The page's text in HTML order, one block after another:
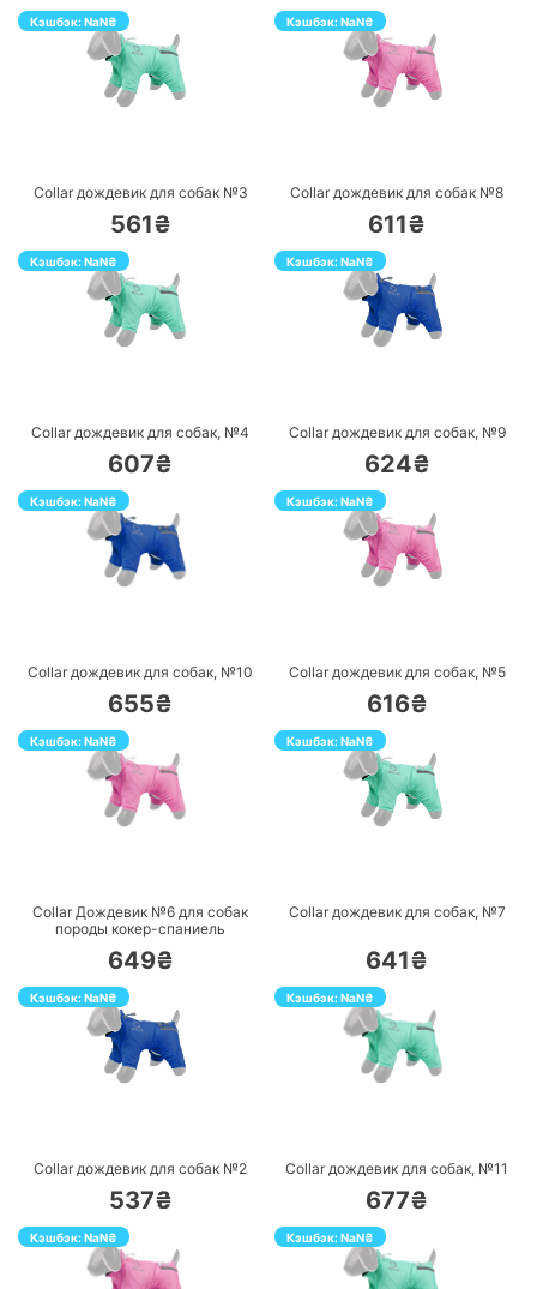
Кэшбэк:NaN₴
Collar дождевик для собак №3
561₴
Кэшбэк:NaN₴
Collar дождевик для собак №8
611₴
Кэшбэк:NaN₴
Collar дождевик для собак, №4
607₴
Кэшбэк:NaN₴
Collar дождевик для собак, №9
624₴
Кэшбэк:NaN₴
Collar дождевик для собак, №10
655₴
Кэшбэк:NaN₴
Collar дождевик для собак, №5
616₴
Кэшбэк:NaN₴
Collar Дождевик №6 для собак
породы кокер-спаниель
649₴
Кэшбэк:NaN₴
Collar дождевик для собак, №7
641₴
Кэшбэк:NaN₴
Collar дождевик для собак №2
537₴
Кэшбэк:NaN₴
Collar дождевик для собак, №11
677₴
Кэшбэк:NaN₴ Кэшбэк:NaN₴